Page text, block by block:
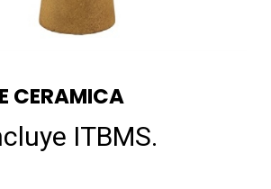
CERAMICA
ITBMS.